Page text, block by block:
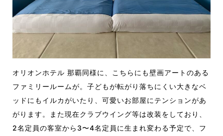
オリオンホテル 那覇同様に、こちらにも壁画アートのある
ファミリールームが。子どもが転がり落ちにくい大きなベ
ッドにもイルカがいたり、可愛いお部屋にテンションがあ
がります。また現在クラブウイング等は改装をしており、
2名定員の客室から3〜4名定員に生まれ変わる予定で、フ